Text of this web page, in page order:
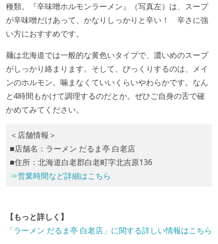
種類。『辛味噌ホルモンラーメン』（写真左）は、スープ
が辛味噌だけあって、かなりしっかりと辛い！ 辛さに強
い方におすすめです。
麺は北海道では一般的な黄色いタイプで、濃いめのスープ
がしっかり絡まります。そして、びっくりするのは、メイ
ンのホルモン。噛まなくていいくらいやわらかです。なん
と4時間もかけて調理するのだとか。ぜひご自身の舌で確
かめてみてください。
＜店舗情報＞
■店舗名：ラーメン だるま亭 白老店
■住所：北海道白老郡白老町字北吉原136
⇒営業時間など詳細はこちら
【もっと詳しく】
「ラーメン だるま亭 白老店」に関する詳しい情報はこちら